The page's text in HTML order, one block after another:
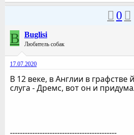
0
B Buglisi
Любитель собак
17.07.2020
В 12 веке, в Англии в
слуга - Дремс, вот он и
-------------------------------------------